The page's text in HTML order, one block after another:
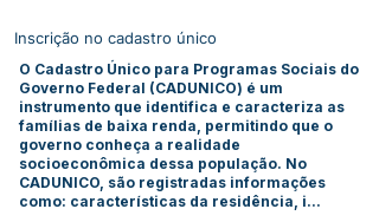
Inscrição no cadastro único
O Cadastro Único para Programas Sociais do
Governo Federal (CADUNICO) é um
instrumento que identifica e caracteriza as
famílias de baixa renda, permitindo que o
governo conheça a realidade
socioeconômica dessa população. No
CADUNICO, são registradas informações
como: características da residência, i...